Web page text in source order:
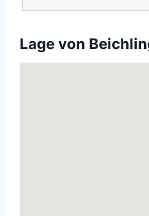
Lage von